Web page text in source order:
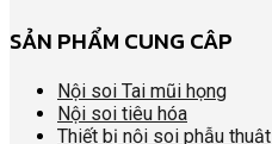
SẢN PHẨM CUNG CÂP
Nội soi Tai mũi họng
Nội soi tiêu hóa
Thiết bị nội soi phẫu thuật